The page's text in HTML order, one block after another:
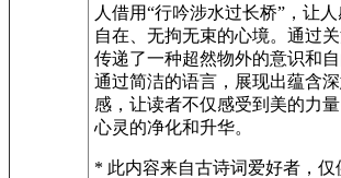
人借用“行吟涉水过长桥”，让
自在、无拘无束的心境。通过
传递了一种超然物外的意识和
通过简洁的语言，展现出蕴含
感，让读者不仅感受到美的力
心灵的净化和升华。
* 此内容来自古诗词爱好者，仅